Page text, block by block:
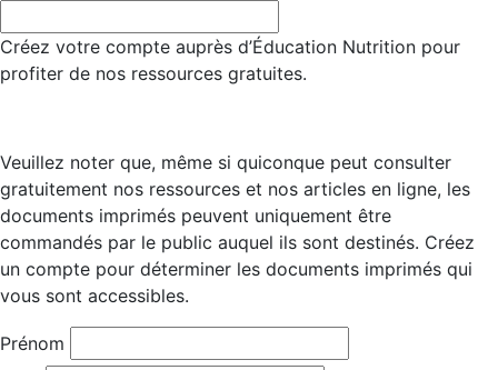
Créez votre compte auprès d’Éducation Nutrition pour
profiter de nos ressources gratuites.
Veuillez noter que, même si quiconque peut consulter
gratuitement nos ressources et nos articles en ligne, les
documents imprimés peuvent uniquement être
commandés par le public auquel ils sont destinés. Créez
un compte pour déterminer les documents imprimés qui
vous sont accessibles.
Prénom